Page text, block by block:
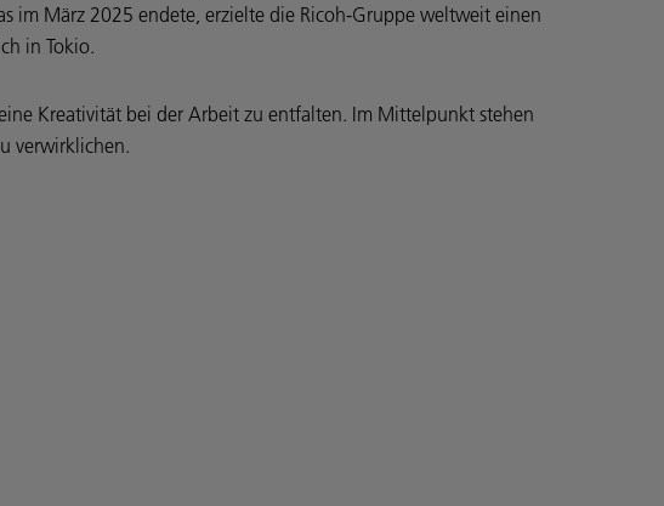
im März 2025 endete, erzielte die Ricoh-Gruppe weltweit einen
in Tokio.
Kreativität bei der Arbeit zu entfalten. Im Mittelpunkt stehen
verwirklichen.